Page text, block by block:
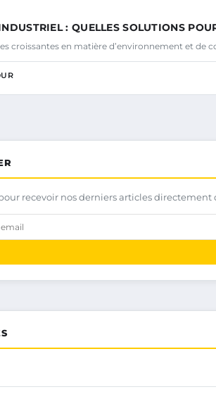
: QUELLES SOLUTIONS
croissantes en matière d’environnement et de
recevoir nos derniers articles